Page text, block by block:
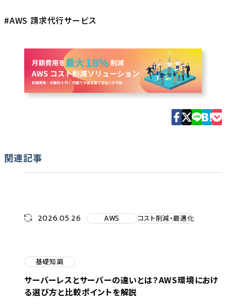
#AWS 請求代行サービス
関連記事
2026.05.26 AWS コスト削減・最適化
基礎知識
サーバーレスとサーバーの違いとは？AWS環境におけ
る選び方と比較ポイントを解説